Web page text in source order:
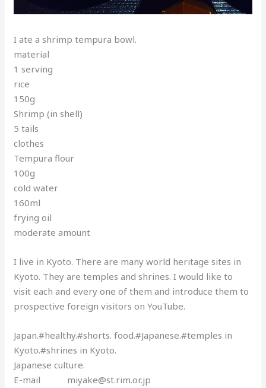
I ate a shrimp tempura bowl.
material
1 serving
rice
150g
Shrimp (in shell)
5 tails
clothes
Tempura flour
100g
cold water
160ml
frying oil
moderate amount
I live in Kyoto. There are many world heritage sites in
Kyoto. They are temples and shrines. I would like to
visit each and every one of them and introduce them to
prospective foreign visitors on YouTube.
Japan.#healthy.#shorts. food.#Japanese.#temples in
Kyoto.#shrines in Kyoto.
Japanese culture.
E-mail miyake@st.rim.or.jp